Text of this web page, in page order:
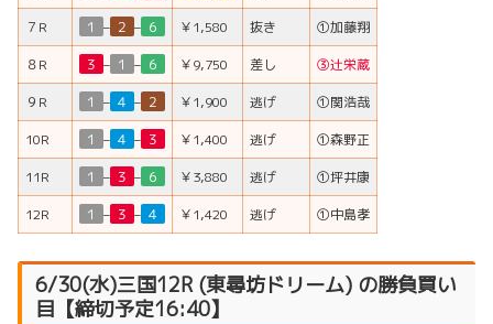
７R
１ – ２ – ６ ￥1,580 抜き
①加藤翔
８R
３ – １ – ６ ￥9,750 差し
③辻栄蔵
９R
１ – ４ – ２ ￥1,900 逃げ
①関浩哉
10R
１ – ４ – ３ ￥1,400 逃げ
①森野正
11R
１ – ３ – ６ ￥3,880 逃げ
①坪井康
12R
１ – ３ – ４ ￥1,420 逃げ ①中島孝
6/30(水)三国12R (東尋坊ドリーム) の勝負買い
目【締切予定16:40】